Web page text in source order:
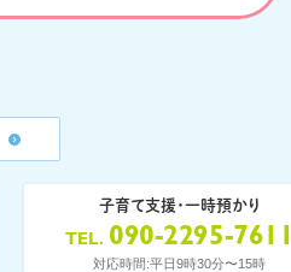
子育て支援・一時預かり
TEL 090-2295-7611
対応時間:平日9時30分〜15時